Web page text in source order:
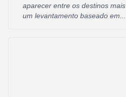
aparecer entre os destinos
um levantamento baseado em...